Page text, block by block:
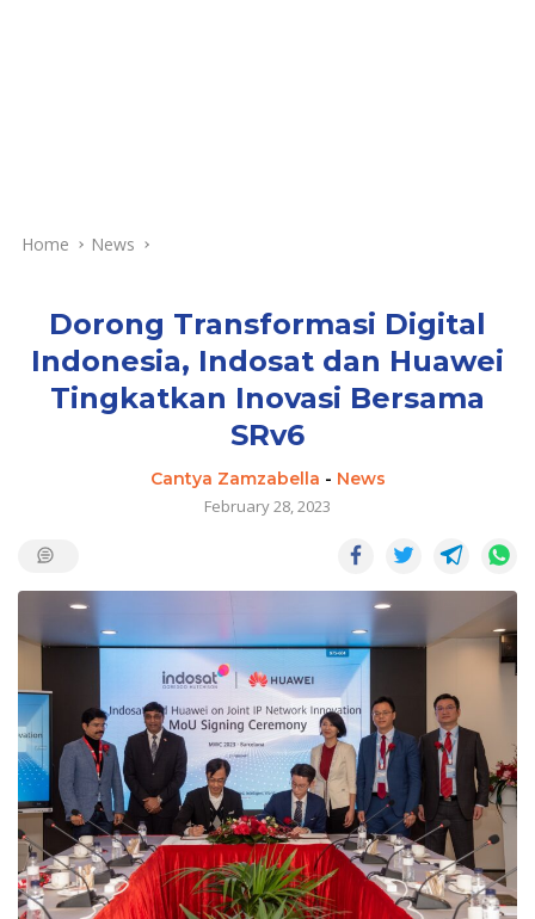
Home News
Dorong Transformasi Digital
Indonesia, Indosat dan Huawei
Tingkatkan Inovasi Bersama
SRv6
Cantya Zamzabella - News
February 28, 2023